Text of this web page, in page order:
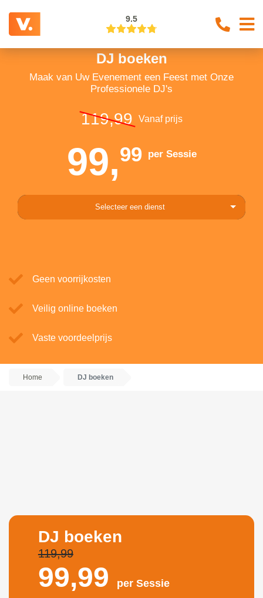
9.5
DJ boeken
Maak van Uw Evenement een Feest met Onze
Professionele DJ's
119,99 Vanaf prijs
99,99per Sessie
Selecteer een dienst
Geen voorrijkosten
Veilig online boeken
Vaste voordeelprijs
Home DJ boeken
DJ boeken
119,99
99,99 per Sessie